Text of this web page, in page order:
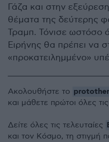
Γάζα και στην
θέματα της δεύτερης
Τραμπ. Τόνισε ωστόσο
Ειρήνης θα πρέπει να
«προκατειλημμένο»
Ακολουθήστε το
και μάθετε πρώτοι όλες
Δείτε όλες τις τελευταίες
και τον Κόσμο, τη στιγμή